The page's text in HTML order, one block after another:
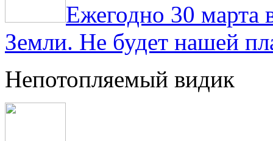
Ежегодно 30 марта
Земли. Не будет нашей
Непотопляемый видик